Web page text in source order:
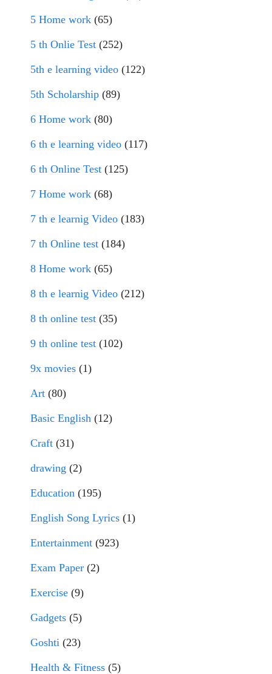
5 Home work (65)
5 th Onlie Test (252)
5th e learning video (122)
5th Scholarship (89)
6 Home work (80)
6 th e learning video (117)
6 th Online Test (125)
7 Home work (68)
7 th e learnig Video (183)
7 th Online test (184)
8 Home work (65)
8 th e learnig Video (212)
8 th online test (35)
9 th online test (102)
9x movies (1)
Art (80)
Basic English (12)
Craft (31)
drawing (2)
Education (195)
English Song Lyrics (1)
Entertainment (923)
Exam Paper (2)
Exercise (9)
Gadgets (5)
Goshti (23)
Health & Fitness (5)